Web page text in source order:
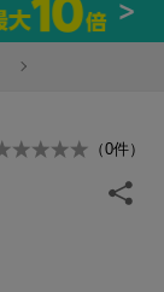
（0件）